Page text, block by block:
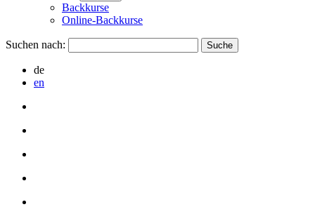
Backkurse
Online-Backkurse
Suchen nach:
de
en